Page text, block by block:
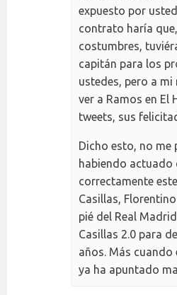
expuesto por
contrato haría
costumbres,
capitán para los
ustedes, pero a
ver a Ramos en El
tweets, sus
Dicho esto, no me
habiendo actuado
correctamente
Casillas,
pié del Real
Casillas 2.0 para
años. Más cuando
ya ha apuntado